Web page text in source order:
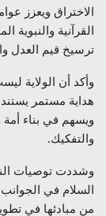
الاختراق ويعزز
القرآنية والنبوية
ترسيخ قيم العدل
وأكد أن الولاية
هداية مستمر يستند
ويسهم في بناء أمة
والتفكيك.
وشددت توصيات
السلام في الجوانب
من مبادئها في